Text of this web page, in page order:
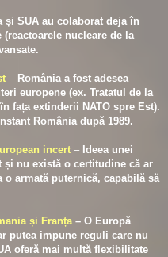
și SUA au colaborat deja în
nucleare de la
– România a fost adesea
europene (ex. Tratatul de la
fața extinderii NATO spre Est).
România după 1989.
incert – Ideea unei
și nu există o certitudine că ar
o armată puternică, capabilă să
și Franța– O Europă
putea impune reguli care nu
oferă mai multă flexibilitate